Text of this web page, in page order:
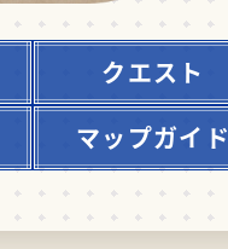
クエスト
マップガイド